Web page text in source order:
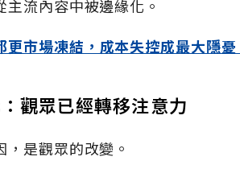
流內容中被邊緣化。
更市場凍結，成本失控成最大隱憂
觀眾已經轉移注意力
是觀眾的改變。